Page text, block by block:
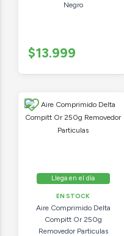
Negro
$13.999
Llega en el día
EN STOCK
Aire Comprimido Delta
Compitt Or 250g
Removedor Particulas